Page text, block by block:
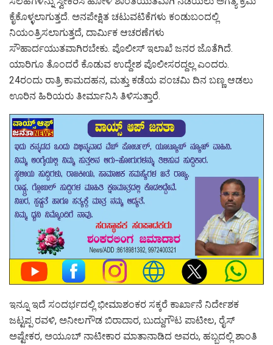
ಕೈಕೊಳ್ಳಲಾಗುತ್ತದೆ. ಅನಪೇಕ್ಷಿತ ಚಟುವಟಿಕೆಗಳು ಕಂಡುಬಂದಲ್ಲಿ
ನಿಯಂತ್ರಿಸಲಾಗುತ್ತದೆ, ದಾರ್ಮಿಕ ಆಚರಣೆಗಳು
ಸೌಹಾರ್ದಯುತವಾಗಿರಬೇಕು. ಪೊಲೀಸ್ ಇಲಾಖೆ ಜನರ ಜೊತೆಗಿದೆ.
ಯಾರಿಗೂ ತೊಂದರೆ ಕೊಡುವ ಉದ್ದೇಶ ಪೊಲೀಸರದ್ದಲ್ಲ ಎಂದರು.
24ರಂದು ರಾತ್ರಿ ಕಾಮದಹನ, ಮತ್ತು ಕಡೆಯ ಪಂಚಮಿ ದಿನ ಬಣ್ಣ ಆಡಲು
ಊರಿನ ಹಿರಿಯರು ತೀರ್ಮಾನಿಸಿ ತಿಳಿಸುತ್ತಾರೆ.
ಇನ್ನೂ ಇದೆ ಸಂದರ್ಭದಲ್ಲಿ ಭೀಮಾಶಂಕರ ಸಕ್ಕರೆ ‌ಕಾರ್ಖಾನೆ ನಿರ್ದೇಶಕ
ಜಟ್ಟಪ್ಪ ರವಳಿ, ಅನೀಲಗೌಡ ಬಿರಾದಾರ, ಬುದ್ದುಗೌಟ ಪಾಟೀಲ, ರೈಸ್
ಅಷ್ಟೇಕರ, ಅಯೂಬ್ ನಾಟೀಕಾರ ಮಾತಾನಾಡಿದ ಅವರು, ಹಬ್ಬದಲ್ಲಿ ಶಾಂತಿ